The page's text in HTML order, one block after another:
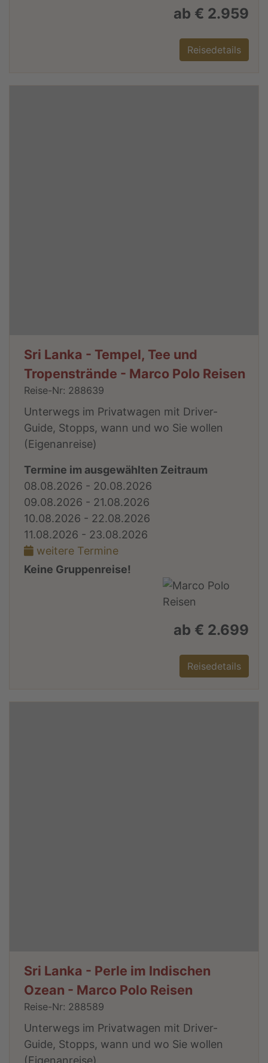
ab € 2.959
Reisedetails
Sri Lanka - Tempel, Tee und
Tropenstrände - Marco Polo Reisen
Reise-Nr: 288639
Unterwegs im Privatwagen mit Driver-
Guide, Stopps, wann und wo Sie wollen
(Eigenanreise)
Termine im ausgewählten Zeitraum
08.08.2026 - 20.08.2026
09.08.2026 - 21.08.2026
10.08.2026 - 22.08.2026
11.08.2026 - 23.08.2026
weitere Termine
Keine Gruppenreise!
ab € 2.699
Reisedetails
Sri Lanka - Perle im Indischen
Ozean - Marco Polo Reisen
Reise-Nr: 288589
Unterwegs im Privatwagen mit Driver-
Guide, Stopps, wann und wo Sie wollen
(Eigenanreise)